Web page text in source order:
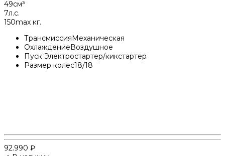
49см³
7л.с.
150max кг.
ТрансмиссияМеханическая
ОхлаждениеВоздушное
Пуск Электростартер/кикстартер
Размер колес18/18
92.990 ₽